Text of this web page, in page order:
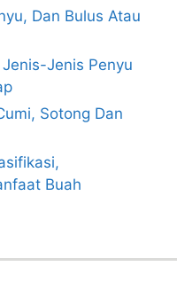
Dan Bulus Atau
Jenis Penyu
Sotong Dan
Buah